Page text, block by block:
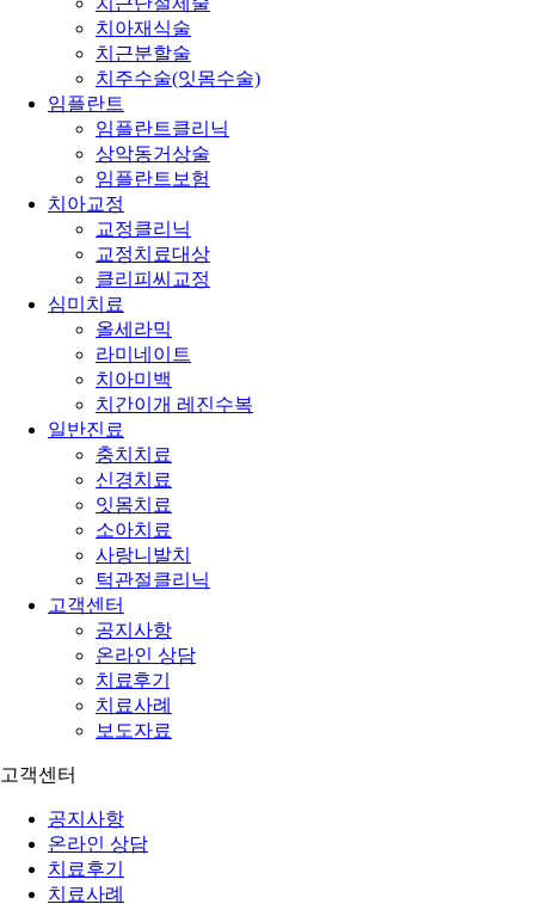
치아재식술
치근분할술
치주수술(잇몸수술)
임플란트
임플란트클리닉
상악동거상술
임플란트보험
치아교정
교정클리닉
교정치료대상
클리피씨교정
심미치료
올세라믹
라미네이트
치아미백
치간이개 레진수복
일반진료
충치치료
신경치료
잇몸치료
소아치료
사랑니발치
턱관절클리닉
고객센터
공지사항
온라인 상담
치료후기
치료사례
보도자료
고객센터
공지사항
온라인 상담
치료후기
치료사례